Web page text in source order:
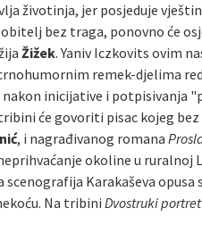
životinja, jer posjeduje
bez traga, ponovno će
Žižek. Yaniv Iczkovits ovim
remek-djelima
inicijative i potpisivanja
će govoriti pisac kojeg
, i nagrađivanog romana
okoline u
scenografija Karakaševa
Na tribiniDvostruki portret